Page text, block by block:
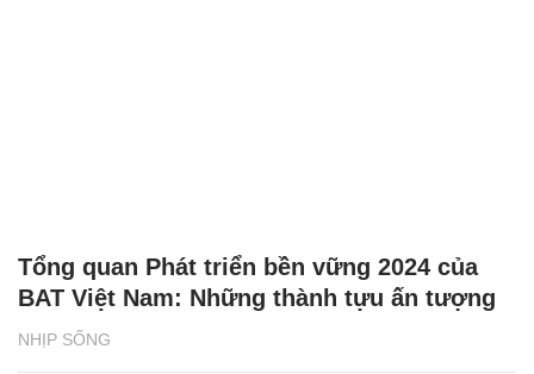
NHỊP SỐNG
Tổng quan Phát triển bền vững 2024 của
BAT Việt Nam: Những thành tựu ấn tượng